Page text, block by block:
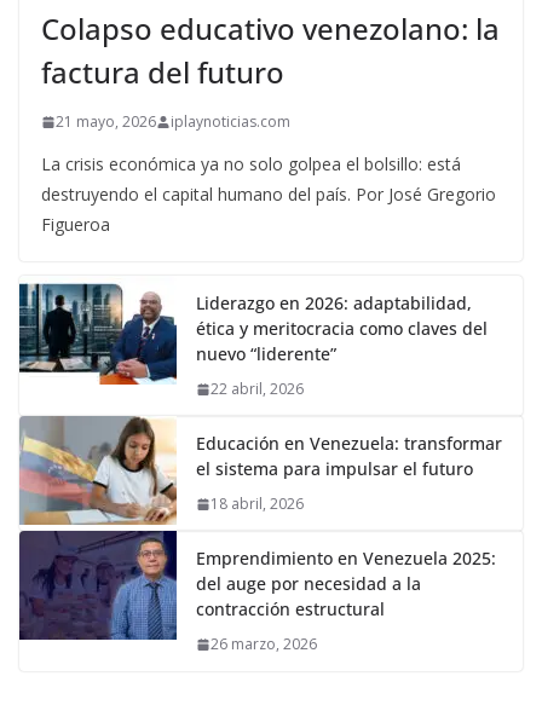
Colapso educativo venezolano: la
factura del futuro
21 mayo, 2026 iplaynoticias.com
La crisis económica ya no solo golpea el bolsillo: está
destruyendo el capital humano del país. Por José Gregorio
Figueroa
Liderazgo en 2026: adaptabilidad,
ética y meritocracia como claves del
nuevo “liderente”
22 abril, 2026
Educación en Venezuela: transformar
el sistema para impulsar el futuro
18 abril, 2026
Emprendimiento en Venezuela 2025:
del auge por necesidad a la
contracción estructural
26 marzo, 2026